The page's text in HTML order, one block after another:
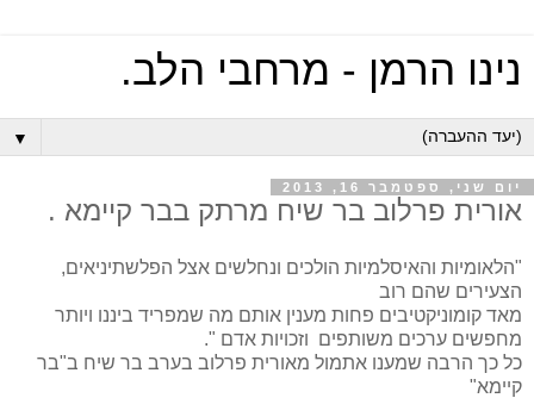
נינו הרמן - מרחבי הלב.
▼
יום שני, ספטמבר 16, 2013
אורית פרלוב בר שיח מרתק בבר קיימא .
"הלאומיות והאיסלמיות הולכים ונחלשים אצל הפלשתיניאים,
הצעירים שהם רוב
מאד קומוניקטיבים פחות מענין אותם מה שמפריד ביננו ויותר
מחפשים ערכים משותפים וזכויות אדם ".
כל כך הרבה שמענו אתמול מאורית פרלוב בערב בר שיח ב"בר
קיימא"